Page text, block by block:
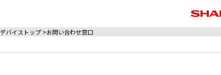
デバイストップ お問い合わせ窓口